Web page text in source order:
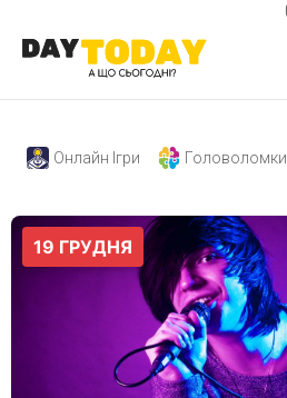
Онлайн Ігри Головоломки